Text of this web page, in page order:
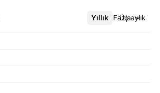
Yıllık Üç aylık
Daha Fazla